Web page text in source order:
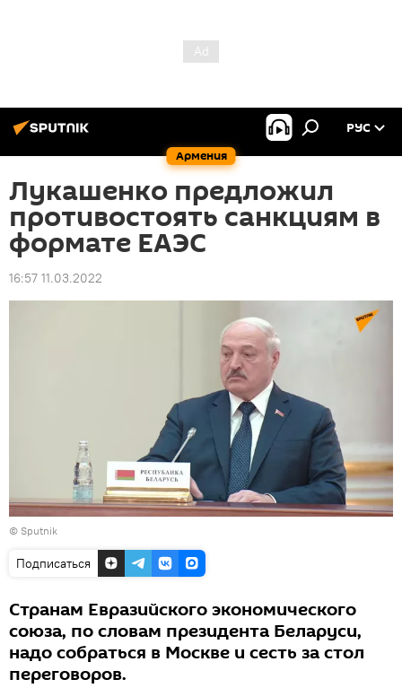
Армения
РУС
Лукашенко предложил
противостоять санкциям в
формате ЕАЭС
16:57 11.03.2022
© Sputnik
Подписаться
Странам Евразийского экономического
союза, по словам президента Беларуси,
надо собраться в Москве и сесть за стол
переговоров.